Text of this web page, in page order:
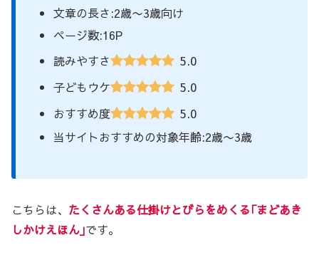
文章の長さ:2歳〜3歳向け
ページ数:16P
読みやすさ
5.0
子どもウケ 5.0
おすすめ度 5.0
当サイトおすすめの対象年齢:2歳〜3歳
こちらは、 たくさんある仕掛けとびらをめくる｢まどあき
しかけえほん｣です。